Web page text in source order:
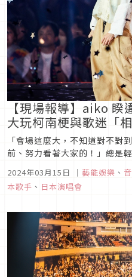
【現場報導】aiko 睽
大玩柯南梗與歌迷「
「會場這麼大，不知道對不對
前、努力看著大家的！」總是
Like Pop vol.24』」，自
阪城Hall、愛知縣的日本Gais...
2024年03月15日 ｜ 藝能娛樂 、
本歌手 、 日本演唱會